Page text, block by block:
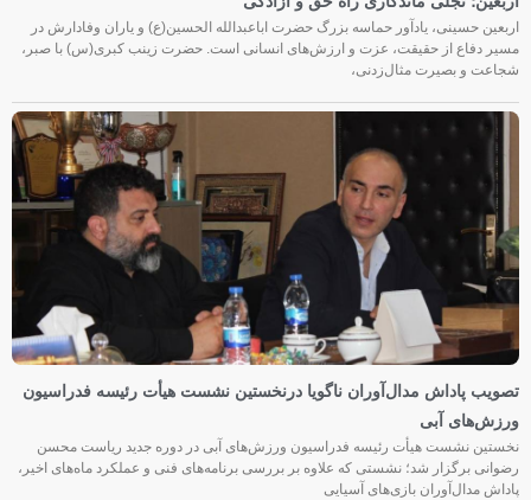
اربعین حسینی، یادآور حماسه بزرگ حضرت اباعبدالله الحسین(ع) و یاران وفادارش در
مسیر دفاع از حقیقت، عزت و ارزش‌های انسانی است. حضرت زینب کبری(س) با صبر،
شجاعت و بصیرت مثال‌زدنی،
تصویب پاداش مدال‌آوران ناگویا درنخستین نشست هیأت رئیسه فدراسیون
ورزش‌های آبی
نخستین نشست هیأت رئیسه فدراسیون ورزش‌های آبی در دوره جدید ریاست محسن
رضوانی برگزار شد؛ نشستی که علاوه بر بررسی برنامه‌های فنی و عملکرد ماه‌های اخیر،
پاداش مدال‌آوران بازی‌های آسیایی